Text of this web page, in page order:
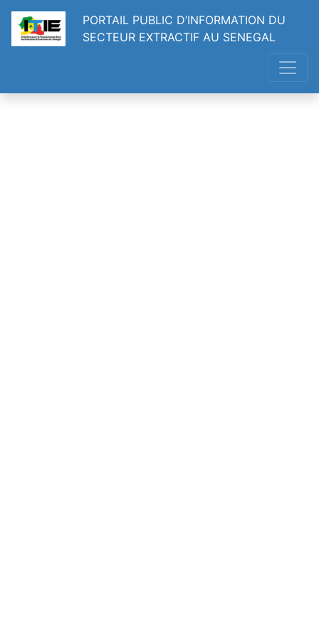
PORTAIL PUBLIC D’INFORMATION DU
SECTEUR EXTRACTIF AU SENEGAL